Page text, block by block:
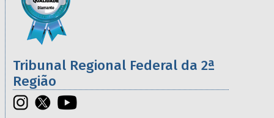
Tribunal Regional Federal da 2ª
Região